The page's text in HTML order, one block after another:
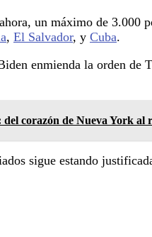
un máximo de 3.000
, El Salvador, y Cuba.
enmienda la orden de
corazón de Nueva York al
sigue estando